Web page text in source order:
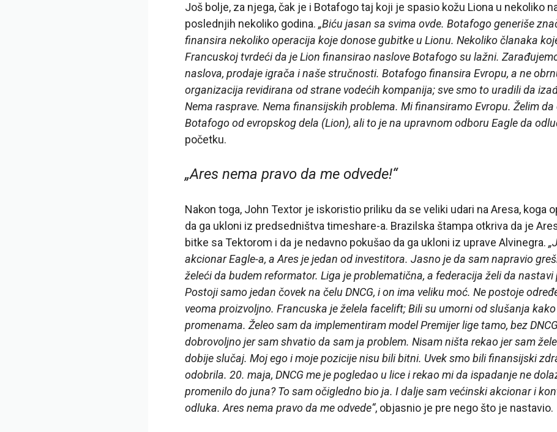
Još bolje, za njega, čak je i Botafogo taj koji je spasio kožu Liona u nekoliko
poslednjih nekoliko godina. „Biću jasan sa svima ovde. Botafogo generiše
finansira nekoliko operacija koje donose gubitke u Lionu. Nekoliko članaka
Francuskoj tvrdeći da je Lion finansirao naslove Botafogo su lažni.
naslova, prodaje igrača i naše stručnosti. Botafogo finansira Evropu, a ne
organizacija revidirana od strane vodećih kompanija; sve smo to uradili da
Nema rasprave. Nema finansijskih problema. Mi finansiramo Evropu. Želim da
Botafogo od evropskog dela (Lion), ali to je na upravnom odboru Eagle da
početku.
„Ares nema pravo da me odvede!“
Nakon toga, John Textor je iskoristio priliku da se veliki udari na Aresa, koga
da ga ukloni iz predsedništva timeshare-a. Brazilska štampa otkriva da je
bitke sa Tektorom i da je nedavno pokušao da ga ukloni iz uprave Alvinegra.
akcionar Eagle-a, a Ares je jedan od investitora. Jasno je da sam napravio
želeći da budem reformator. Liga je problematična, a federacija želi da nastavi
Postoji samo jedan čovek na čelu DNCG, i on ima veliku moć. Ne postoje
veoma proizvoljno. Francuska je želela facelift; Bili su umorni od slušanja
promenama. Želeo sam da implementiram model Premijer lige tamo, bez
dobrovoljno jer sam shvatio da sam ja problem. Nisam ništa rekao jer sam
dobije slučaj. Moj ego i moje pozicije nisu bili bitni. Uvek smo bili finansijski
odobrila. 20. maja, DNCG me je pogledao u lice i rekao mi da ispadanje ne
promenilo do juna? To sam očigledno bio ja. I dalje sam većinski akcionar i
odluka. Ares nema pravo da me odvede“, objasnio je pre nego što je nastavio.